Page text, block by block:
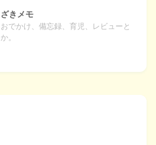
ざきメモ
おでかけ、備忘録、育児、レビューと
か。